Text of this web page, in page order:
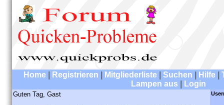
Home Registrieren Mitgliederliste Suchen Hilfe
Lampen aus
Login
Guten Tag, Gast